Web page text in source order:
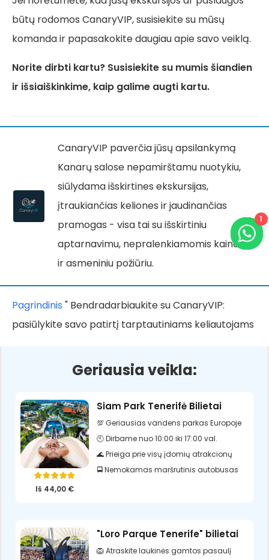
būtų rodomos CanaryVIP, susisiekite su mūsų
komanda ir papasakokite daugiau apie savo veiklą.
Norite dirbti kartu? Susisiekite su mumis šiandien
ir išsiaiškinkime, kaip galime augti kartu.
CanaryVIP paverčia jūsų apsilankymą
Kanarų salose nepamirštamu nuotykiu,
siūlydama išskirtines ekskursijas,
įtraukiančias keliones ir jaudinančias
pramogas - visa tai su išskirtiniu
aptarnavimu, nepralenkiamomis kainomis
ir asmeniniu požiūriu.
Pagrindinis " Bendradarbiaukite su CanaryVIP:
pasiūlykite savo patirtį tarptautiniams keliautojams
Geriausia veikla:
Įvertinimas:
Iš 44,00 €
Siam Park Tenerifė Bilietai
💯 Geriausias vandens parkas Europoje
🕙 Dirbame nuo 10:00 iki 17:00 val.
🌊 Prieiga prie visų įdomių atrakcionų
🚍 Nemokamas maršrutinis autobusas
"Loro Parque Tenerife" bilietai
🦁 Atraskite laukinės gamtos pasaulį
1